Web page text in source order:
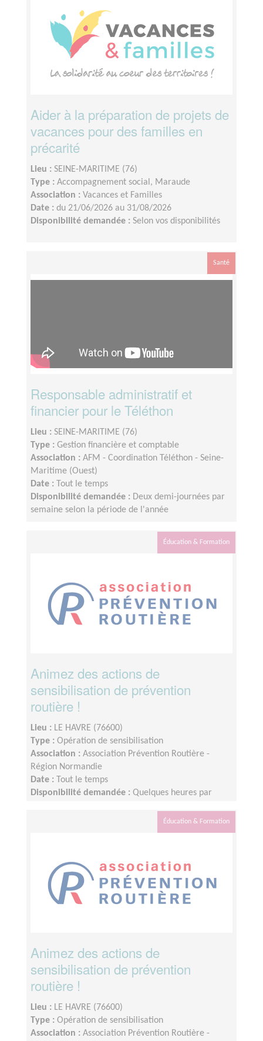
Aider à la préparation de projets de
vacances pour des familles en
précarité
Lieu : SEINE-MARITIME (76)
Type : Accompagnement social, Maraude
Association : Vacances et Familles
Date : du 21/06/2026 au 31/08/2026
Disponibilité demandée : Selon vos disponibilités
Santé
Responsable administratif et
financier pour le Téléthon
Lieu : SEINE-MARITIME (76)
Type : Gestion financière et comptable
Association : AFM - Coordination Téléthon - Seine-
Maritime (Ouest)
Date :
Tout le temps
Disponibilité demandée : Deux demi-journées par
semaine selon la période de l'année
Éducation & Formation
Animez des actions de
sensibilisation de prévention
routière !
Lieu : LE HAVRE (76600)
Type : Opération de sensibilisation
Association : Association Prévention Routière -
Région Normandie
Date :
Tout le temps
Disponibilité demandée : Quelques heures par
Éducation & Formation
Animez des actions de
sensibilisation de prévention
routière !
Lieu : LE HAVRE (76600)
Type : Opération de sensibilisation
Association : Association Prévention Routière -